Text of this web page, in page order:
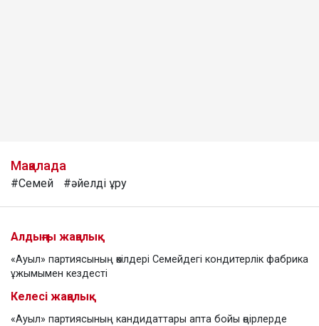
Мақалада
#Семей #әйелді ұру
Алдыңғы жаңалық
«Ауыл» партиясының өкілдері Семейдегі кондитерлік фабрика
ұжымымен кездесті
Келесі жаңалық
«Ауыл» партиясының кандидаттары апта бойы өңірлерде